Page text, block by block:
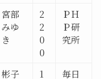
宮部
みゆ
き
2
2
0
0
ＰＨ
Ｐ研
究所
彬子
1
毎日